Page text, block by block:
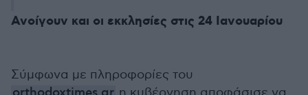
Ανοίγουν και οι εκκλησίες στις 24 Ιανουαρίου
Σύμφωνα με πληροφορίες του